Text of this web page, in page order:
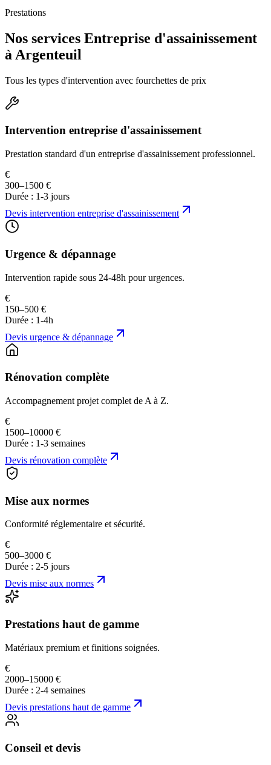
Prestations
Nos services Entreprise d'assainissement
à Argenteuil
Tous les types d'intervention avec fourchettes de prix
Intervention entreprise d'assainissement
Prestation standard d'un entreprise d'assainissement professionnel.
€
300–1500 €
Durée : 1-3 jours
Devis intervention entreprise d'assainissement
Urgence & dépannage
Intervention rapide sous 24-48h pour urgences.
€
150–500 €
Durée : 1-4h
Devis urgence & dépannage
Rénovation complète
Accompagnement projet complet de A à Z.
€
1500–10000 €
Durée : 1-3 semaines
Devis rénovation complète
Mise aux normes
Conformité réglementaire et sécurité.
€
500–3000 €
Durée : 2-5 jours
Devis mise aux normes
Prestations haut de gamme
Matériaux premium et finitions soignées.
€
2000–15000 €
Durée : 2-4 semaines
Devis prestations haut de gamme
Conseil et devis